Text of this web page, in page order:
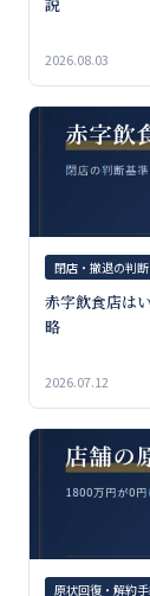
2026.08.03
閉店・撤退の判断
赤字飲食店は
略
2026.07.12
原状回復・解約